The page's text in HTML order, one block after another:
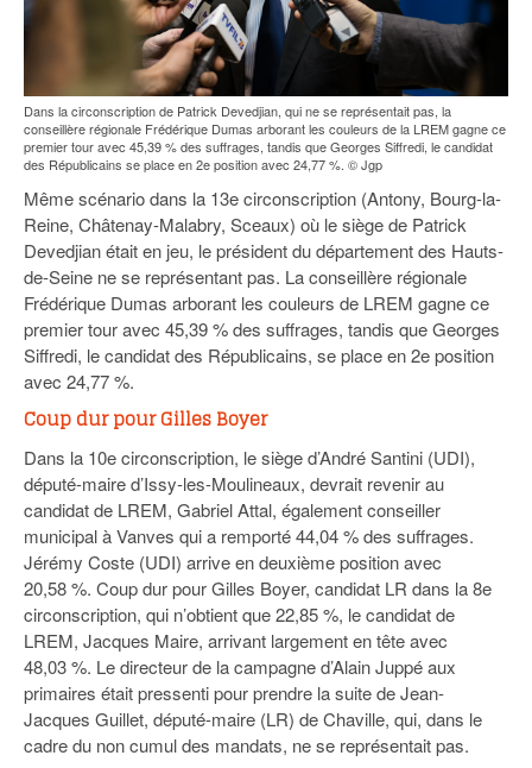
Dans la circonscription de Patrick Devedjian, qui ne se représentait pas, la
conseillère régionale Frédérique Dumas arborant les couleurs de la LREM gagne ce
premier tour avec 45,39 % des suffrages, tandis que Georges Siffredi, le candidat
des Républicains se place en 2e position avec 24,77 %. © Jgp
Même scénario dans la 13e circonscription (Antony, Bourg-la-
Reine, Châtenay-Malabry, Sceaux) où le siège de Patrick
Devedjian était en jeu, le président du département des Hauts-
de-Seine ne se représentant pas. La conseillère régionale
Frédérique Dumas arborant les couleurs de LREM gagne ce
premier tour avec 45,39 % des suffrages, tandis que Georges
Siffredi, le candidat des Républicains, se place en 2e position
avec 24,77 %.
Coup dur pour Gilles Boyer
Dans la 10e circonscription, le siège d’André Santini (UDI),
député-maire d’Issy-les-Moulineaux, devrait revenir au
candidat de LREM, Gabriel Attal, également conseiller
municipal à Vanves qui a remporté 44,04 % des suffrages.
Jérémy Coste (UDI) arrive en deuxième position avec
20,58 %. Coup dur pour Gilles Boyer, candidat LR dans la 8e
circonscription, qui n’obtient que 22,85 %, le candidat de
LREM, Jacques Maire, arrivant largement en tête avec
48,03 %. Le directeur de la campagne d’Alain Juppé aux
primaires était pressenti pour prendre la suite de Jean-
Jacques Guillet, député-maire (LR) de Chaville, qui, dans le
cadre du non cumul des mandats, ne se représentait pas.